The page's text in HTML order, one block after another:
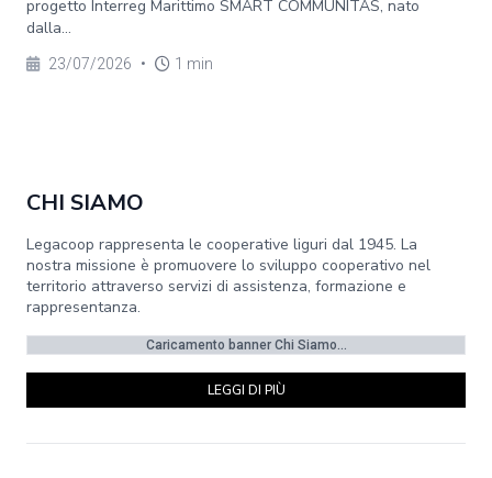
progetto Interreg Marittimo SMART COMMUNITAS, nato
dalla...
23/07/2026 • 1 min
CHI SIAMO
Legacoop rappresenta le cooperative liguri dal 1945. La
nostra missione è promuovere lo sviluppo cooperativo nel
territorio attraverso servizi di assistenza, formazione e
rappresentanza.
Caricamento banner Chi Siamo...
LEGGI DI PIÙ